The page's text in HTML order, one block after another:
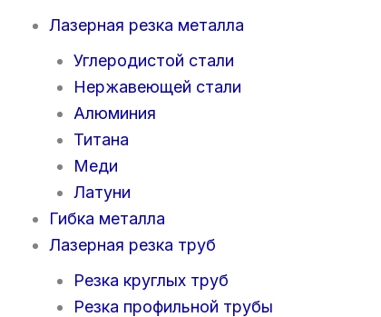
Лазерная резка металла
Углеродистой стали
Нержавеющей стали
Алюминия
Титана
Меди
Латуни
Гибка металла
Лазерная резка труб
Резка круглых труб
Резка профильной трубы